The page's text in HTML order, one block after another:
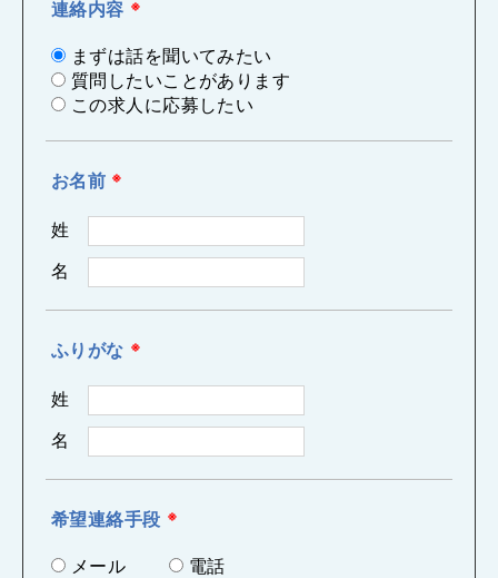
連絡内容 ※
まずは話を聞いてみたい
質問したいことがあります
この求人に応募したい
お名前 ※
姓
名
ふりがな ※
姓
名
希望連絡手段 ※
メール 電話